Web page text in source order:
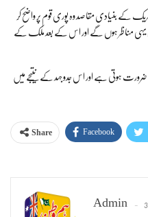
کے بنیادی مقاصد وہ پوری قوم پر واضح کر
مناظر ہوں گے اور اس کے بعد ملک کے
ہوتی ہے اور اس جدوجہد کے نتیجے میں
Share Facebook
Admin